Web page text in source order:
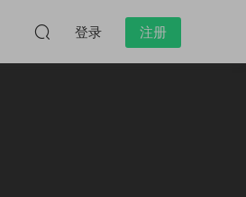
登录 注册